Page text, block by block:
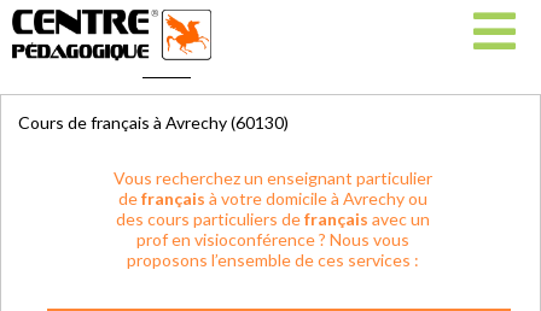
Cours de français à Avrechy (60130)
Vous recherchez un enseignant particulier
defrançais à votre domicile à Avrechy ou
des cours particuliers defrançais avec un
prof en visioconférence ? Nous vous
proposons l’ensemble de ces services :